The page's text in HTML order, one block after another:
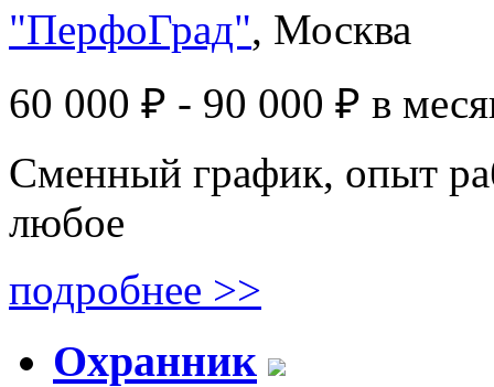
"ПерфоГрад", Москва
60 000 ₽ - 90 000 ₽ в
Сменный график, опыт
любое
подробнее >>
Охранник